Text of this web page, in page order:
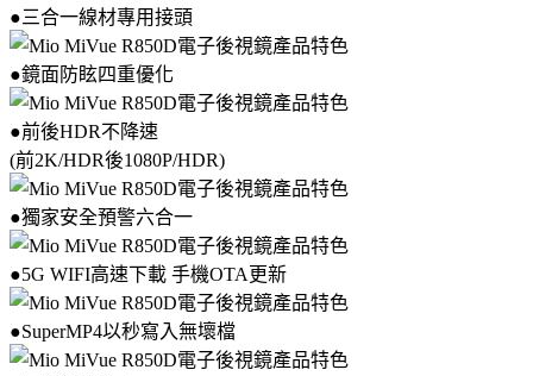
●三合一線材專用接頭
●鏡面防眩四重優化
●前後HDR不降速
(前2K/HDR後1080P/HDR)
●獨家安全預警六合一
●5G WIFI高速下載 手機OTA更新
●SuperMP4以秒寫入無壞檔